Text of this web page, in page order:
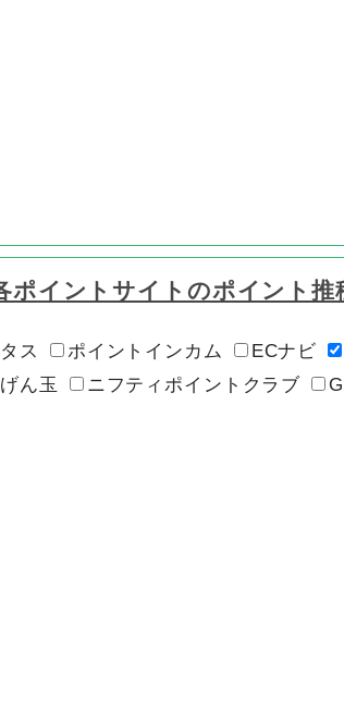
ポイントサイトのポイント推